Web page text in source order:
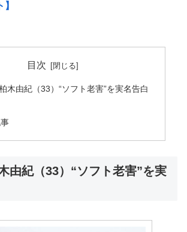
目次
木由紀（33）“ソフト老害”を実名告白
由紀（33）“ソフト老害”を実